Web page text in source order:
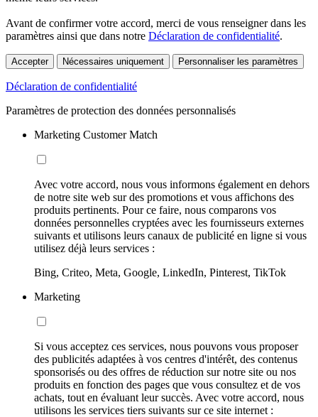
Avant de confirmer votre accord, merci de vous renseigner dans les
paramètres ainsi que dans notre Déclaration de confidentialité.
Accepter Nécessaires uniquement Personnaliser les paramètres
Déclaration de confidentialité
Paramètres de protection des données personnalisés
Marketing Customer Match
Avec votre accord, nous vous informons également en dehors
de notre site web sur des promotions et vous affichons des
produits pertinents. Pour ce faire, nous comparons vos
données personnelles cryptées avec les fournisseurs externes
suivants et utilisons leurs canaux de publicité en ligne si vous
utilisez déjà leurs services :
Bing, Criteo, Meta, Google, LinkedIn, Pinterest, TikTok
Marketing
Si vous acceptez ces services, nous pouvons vous proposer
des publicités adaptées à vos centres d'intérêt, des contenus
sponsorisés ou des offres de réduction sur notre site ou nos
produits en fonction des pages que vous consultez et de vos
achats, tout en évaluant leur succès. Avec votre accord, nous
utilisons les services tiers suivants sur ce site internet :